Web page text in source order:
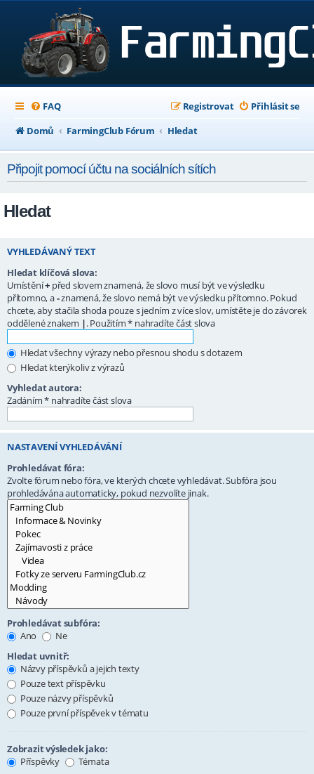
FAQ Přihlásit se
Registrovat
Domů
FarmingClub Fórum Hledat
Připojit pomocí účtu na sociálních sítích
Hledat
VYHLEDÁVANÝ TEXT
Hledat klíčová slova:
Umístění+před slovem znamená, že slovo musí být ve výsledku
přítomno, a-znamená, že slovo nemá být ve výsledku přítomno. Pokud
chcete, aby stačila shoda pouze s jedním z více slov, umístěte je do závorek
oddělené znakem |. Použitím * nahradíte část slova
Hledat všechny výrazy nebo přesnou shodu s dotazem
Hledat kterýkoliv z výrazů
Vyhledat autora:
Zadáním * nahradíte část slova
NASTAVENÍ VYHLEDÁVÁNÍ
Prohledávat fóra:
Zvolte fórum nebo fóra, ve kterých chcete vyhledávat. Subfóra jsou
prohledávána automaticky, pokud nezvolíte jinak.
Prohledávat subfóra:
Ano
Ne
Hledat uvnitř:
Názvy příspěvků a jejich texty
Pouze text příspěvku
Pouze názvy příspěvků
Pouze první příspěvek v tématu
Zobrazit výsledek jako:
Příspěvky
Témata